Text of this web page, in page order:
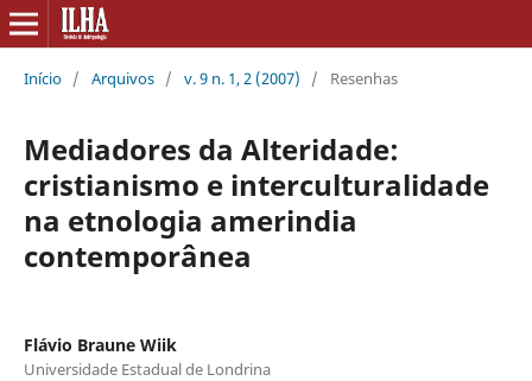
Início / Arquivos / v. 9 n. 1, 2 (2007) / Resenhas
Mediadores da Alteridade:
cristianismo e interculturalidade
na etnologia amerindia
contemporânea
Flávio Braune Wiik
Universidade Estadual de Londrina